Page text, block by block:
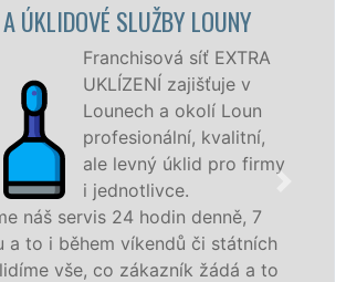
ÚKLIDOVÁ SLUŽBA A ČINNOSTI
Naše společnost
UKLÍZENÍ poskytuje
Lounech veškeré
profesionální
služby NON-STOP.
Levné úklidové
nabízíme pro všechny obchodní
státní podniky, ale i domácnosti v celém
Ústeckém kraji s jistotou čistoty.